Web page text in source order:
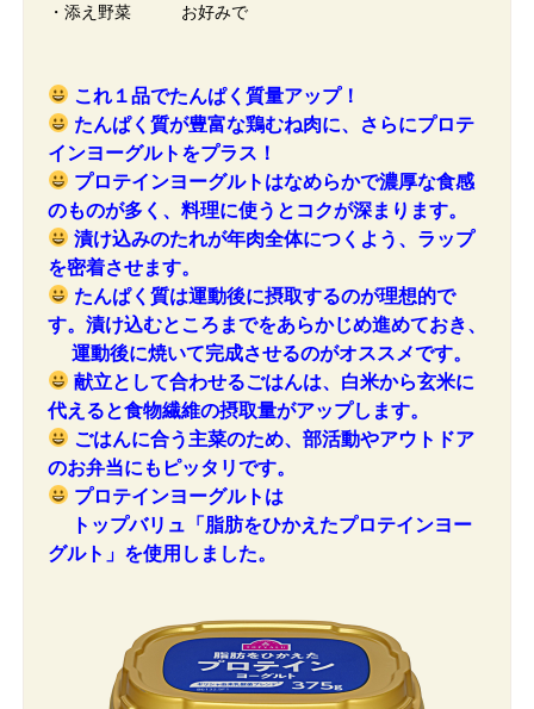
・添え野菜 お好みで
これ１品でたんぱく質量アップ！
たんぱく質が豊富な鶏むね肉に、さらにプロテ
インヨーグルトをプラス！
プロテインヨーグルトはなめらかで濃厚な食感
のものが多く、料理に使うとコクが深まります。
漬け込みのたれが年肉全体につくよう、ラップ
を密着させます。
たんぱく質は運動後に摂取するのが理想的で
す。漬け込むところまでをあらかじめ進めておき、
運動後に焼いて完成させるのがオススメです。
献立として合わせるごはんは、白米から玄米に
代えると食物繊維の摂取量がアップします。
ごはんに合う主菜のため、部活動やアウトドア
のお弁当にもピッタリです。
プロテインヨーグルトは
トップバリュ「脂肪をひかえたプロテインヨー
グルト」を使用しました。